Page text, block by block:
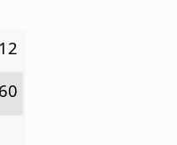
12
60